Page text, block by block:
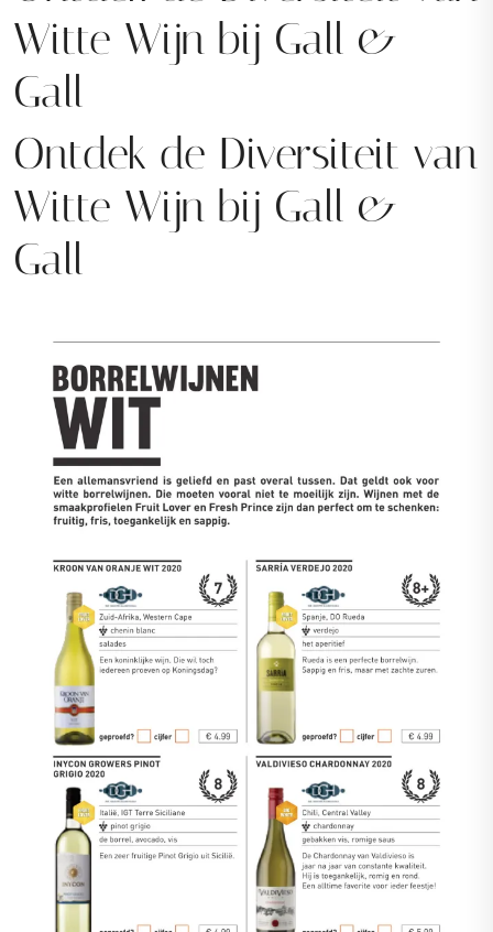
Witte Wijn bij Gall &
Gall
Ontdek de Diversiteit van
Witte Wijn bij Gall &
Gall